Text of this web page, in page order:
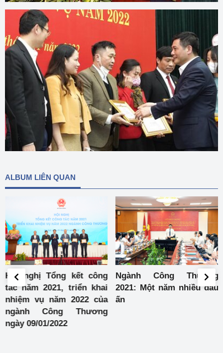
ALBUM LIÊN QUAN
Hội nghị Tổng kết công
tác năm 2021, triển khai
nhiệm vụ năm 2022 của
ngành Công Thương
ngày 09/01/2022
Ngành Công Thương
2021: Một năm nhiều dấu
ấn